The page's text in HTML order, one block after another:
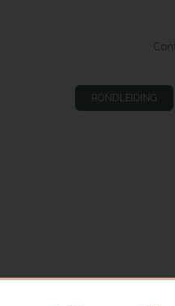
RONDLEIDING